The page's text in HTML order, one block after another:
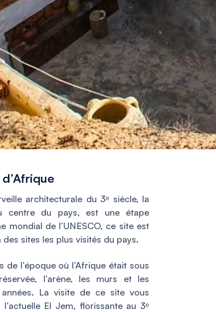
architecturale du 3ᵉ siècle, la
centre du pays, est une étape
mondial de l’UNESCO, ce site est
sites les plus visités du pays.
l’époque où l’Afrique était sous
l’arène, les murs et les
La visite de ce site vous
El Jem, florissante au 3ᵉ